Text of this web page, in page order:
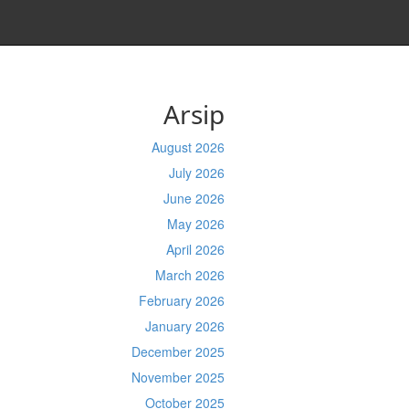
Arsip
August 2026
July 2026
June 2026
May 2026
April 2026
March 2026
February 2026
January 2026
December 2025
November 2025
October 2025